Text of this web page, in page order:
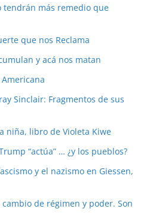
tendrán más remedio que
que nos Reclama
y acá nos matan
Sinclair: Fragmentos de sus
niña, libro de Violeta Kiwe
“actúa” … ¿y los pueblos?
y el nazismo en Giessen,
de régimen y poder. Son